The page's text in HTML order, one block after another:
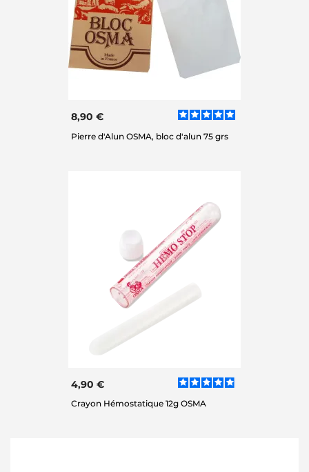
8,90 €
Pierre d'Alun OSMA, bloc d'alun 75 grs
4,90 €
Crayon Hémostatique 12g OSMA